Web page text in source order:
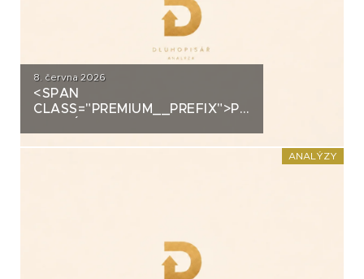
8. června 2026
<SPAN
CLASS="PREMIUM__PREFIX">PREMIUM</
ANALÝZY